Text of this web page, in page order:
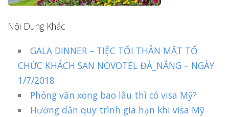
Nội Dung Khác
GALA DINNER – TIỆC TỐI THÂN MẬT TỔ
CHỨC KHÁCH SẠN NOVOTEL ĐÀ_NẴNG – NGÀY
1/7/2018
Phỏng vấn xong bao lâu thì có visa Mỹ?
Hướng dẫn quy trình gia hạn khi visa Mỹ